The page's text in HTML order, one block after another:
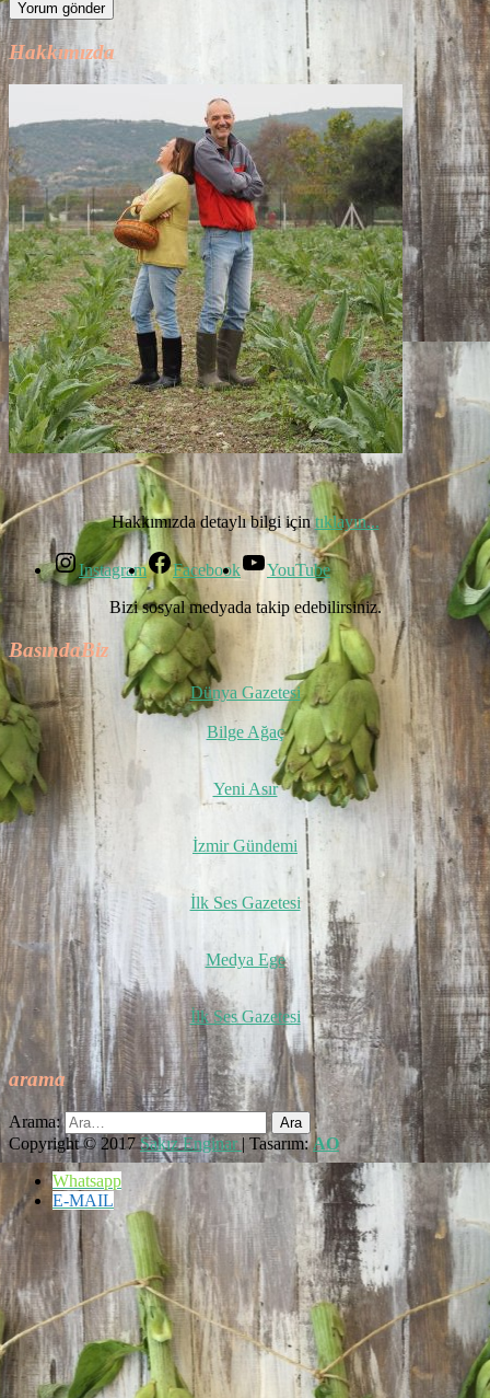
Hakkımızda
Hakkımızda detaylı bilgi içintıklayın...
Instagram Facebook
YouTube
Bizi sosyal medyada takip edebilirsiniz.
BasındaBiz
Dünya Gazetesi
Bilge Ağaç
Yeni Asır
İzmir Gündemi
İlk Ses Gazetesi
Medya Ege
İlk Ses Gazetesi
arama
Arama:
Copyright © 2017Sakız Enginar | Tasarım:AO
Whatsapp
E-MAIL